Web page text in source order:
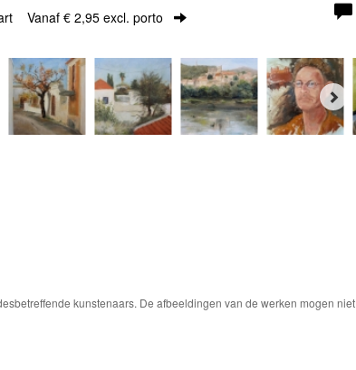
Vanaf € 2,95 excl. porto
kunstenaars. De afbeeldingen van de werken mogen niet